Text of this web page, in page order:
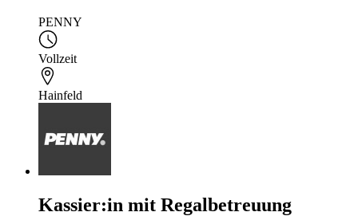
PENNY
Vollzeit
Hainfeld
Kassier:in mit Regalbetreuung